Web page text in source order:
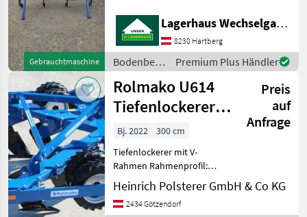
Sasform
Agrisem
Vigolo
Ozdoken
Alle 40
anzeigen
MODELL
Gebrauchtmaschine
Lagerhaus Wechselgau reg. Gen.m.b.H.
8230 Hartberg
Bodenbearbeitung
/ Rolmako
Premium Plus Händler
Rolmako U614
Tiefenlockerer
mit V-Rahmen
NEU
Preis
auf
Anfrage
Bj. 2022
300 cm
Tiefenlockerer mit V-
Rahmen Rahmenprofil:
200x100x10mm Zinken:
Michel Typ Bolzen-, oder
Hydrauliksicherung vor
Heinrich Polsterer GmbH & Co KG
2434 Götzendorf